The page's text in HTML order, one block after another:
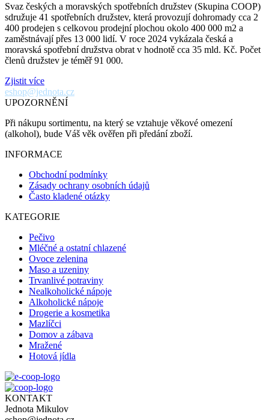
Svaz českých a moravských spotřebních družstev (Skupina COOP)
sdružuje 41 spotřebních družstev, která provozují dohromady cca 2
400 prodejen s celkovou prodejní plochou okolo 400 000 m2 a
zaměstnávají přes 13 000 lidí. V roce 2024 vykázala česká a
moravská spotřební družstva obrat v hodnotě cca 35 mld. Kč. Počet
členů družstev je téměř 91 000.
Zjistit více
eshop@jednota.cz
UPOZORNĚNÍ
Při nákupu sortimentu, na který se vztahuje věkové omezení
(alkohol), bude Váš věk ověřen při předání zboží.
INFORMACE
Obchodní podmínky
Zásady ochrany osobních údajů
Často kladené otázky
KATEGORIE
Pečivo
Mléčné a ostatní chlazené
Ovoce zelenina
Maso a uzeniny
Trvanlivé potraviny
Nealkoholické nápoje
Alkoholické nápoje
Drogerie a kosmetika
Mazlíčci
Domov a zábava
Mražené
Hotová jídla
KONTAKT
Jednota Mikulov